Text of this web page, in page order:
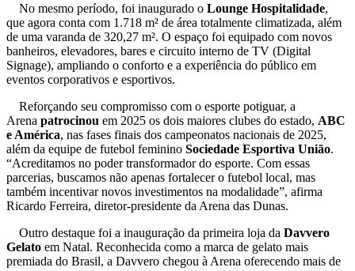
No mesmo período, foi inaugurado o Lounge Hospitalidade,
que agora conta com 1.718 m² de área totalmente climatizada, além
de uma varanda de 320,27 m². O espaço foi equipado com novos
banheiros, elevadores, bares e circuito interno de TV (Digital
Signage), ampliando o conforto e a experiência do público em
eventos corporativos e esportivos.
Reforçando seu compromisso com o esporte potiguar, a
Arena patrocinou em 2025 os dois maiores clubes do estado, ABC
e América, nas fases finais dos campeonatos nacionais de 2025,
além da equipe de futebol feminino Sociedade Esportiva União.
“Acreditamos no poder transformador do esporte. Com essas
parcerias, buscamos não apenas fortalecer o futebol local, mas
também incentivar novos investimentos na modalidade”, afirma
Ricardo Ferreira, diretor-presidente da Arena das Dunas.
Outro destaque foi a inauguração da primeira loja da Davvero
Gelato em Natal. Reconhecida como a marca de gelato mais
premiada do Brasil, a Davvero chegou à Arena oferecendo mais de